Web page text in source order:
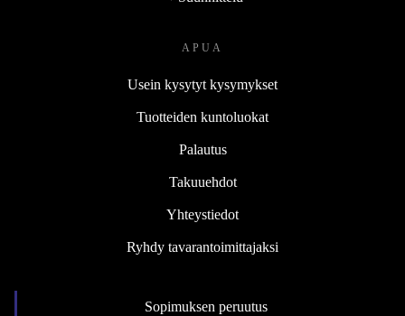
APUA
Usein kysytyt kysymykset
Tuotteiden kuntoluokat
Palautus
Takuuehdot
Yhteystiedot
Ryhdy tavarantoimittajaksi
Sopimuksen peruutus